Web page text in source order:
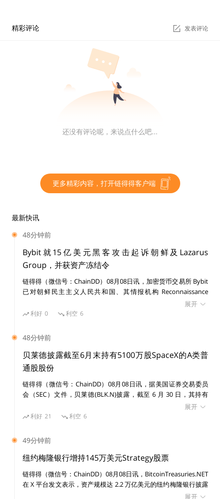
说，仍然是小巫见大巫。它甚至比不上阅后即焚社交媒体
这次的股价暴增，也让很多大型投资者重新审视这一点，
所以，这也是推特的潜在危机之一。2021 年 2 月，推特
将 2023 年的经营目标设在 75 亿美元，并设置了 2 年内
马斯克的入股，是不是其孤注一掷的无奈之举。
点热度。对于推特董事会的邀请，前特斯拉董事会成员史
蒂夫·韦斯特利（Steve Westly）警告 Twitter 称，该公司
建议是，现在穿上你们的跑鞋，因为埃隆将推动你们加快
步伐。这才第一天，他已经说，‘嘿，也许是时候在那里
添加编辑功能了’。我认为他将有大动作。”
穿上跑鞋根本无法跟上马斯克的步伐，所以，开上小火箭
链得得在上一篇文章中也提到，马斯克与现任推特 CE
O Parag 的关系极为微妙，甚至有传言表示，马斯克会极
力辅佐被董事会逼走、同为加密行业信徒的 Jack，Jack
在 Parag 宣布邀请马斯克进入董事会的推特中表示，“我
真的好高兴”，马斯克给予回复称，“谢谢 Jack”。
图片来源于推特，链得得翻译
精彩评论 发表评论
还没有评论呢，来说点什么吧...
更多精彩内容，打开链得得客户端
最新快讯
48分钟前
Bybit就15亿美元黑客攻击起诉朝鲜及Lazarus
Group，并获资产冻结令
链得得（微信号：ChainDD）08月08日讯，加密货币交易所 Bybit
已对朝鲜民主主义人民共和国、其情报机构 Reconnaissance
General Bureau（RGB）及受国家制裁的黑客组织 Lazarus Group
提起民事诉讼，涉及一宗价值 15 亿美元的黑客攻击事件。 美国联
识别资产。
展开
利好 0 利空 6
48分钟前
贝莱德披露截至6月末持有5100万股SpaceX的A类普
通股股份
链得得（微信号：ChainDD）08月08日讯，据美国证券交易委员
会（SEC）文件，贝莱德(BLK.N)披露，截至 6 月 30 日，其持有
展开
利好 21 利空 6
49分钟前
纽约梅隆银行增持145万美元Strategy股票
链得得（微信号：ChainDD）08月08日讯，BitcoinTreasuries.NET
在 X 平台发文表示，资产规模达 2.2 万亿美元的纽约梅隆银行披露
增持 14,630 股 Strategy 股票，价值 145 万美元。目前其持有
展开